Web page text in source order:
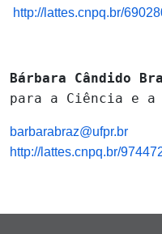
http://lattes.cnpq.br/
Bárbara Cândido
para a Ciência e a
barbarabraz@ufpr.br
http://lattes.cnpq.br/